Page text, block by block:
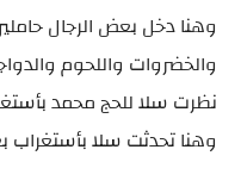
وهنا دخل بعض الرجال
والخضروات واللحوم
نظرت سلا للحج محمد
وهنا تحدثت سلا بأستغراب